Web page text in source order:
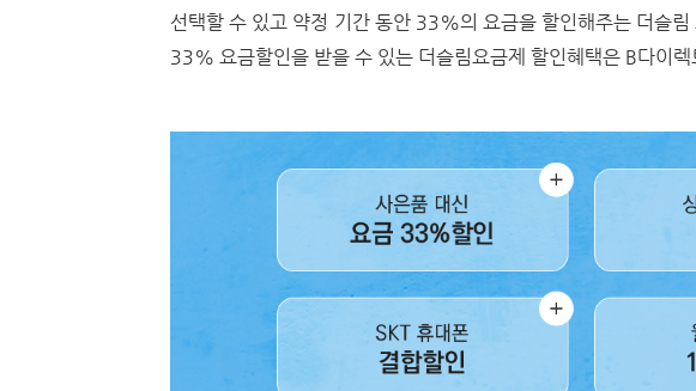
선택할 수 있고 약정 기간 동안 33%의 요금을 할인해주는 더슬
33% 요금할인을 받을 수 있는 더슬림요금제 할인혜택은 B다이